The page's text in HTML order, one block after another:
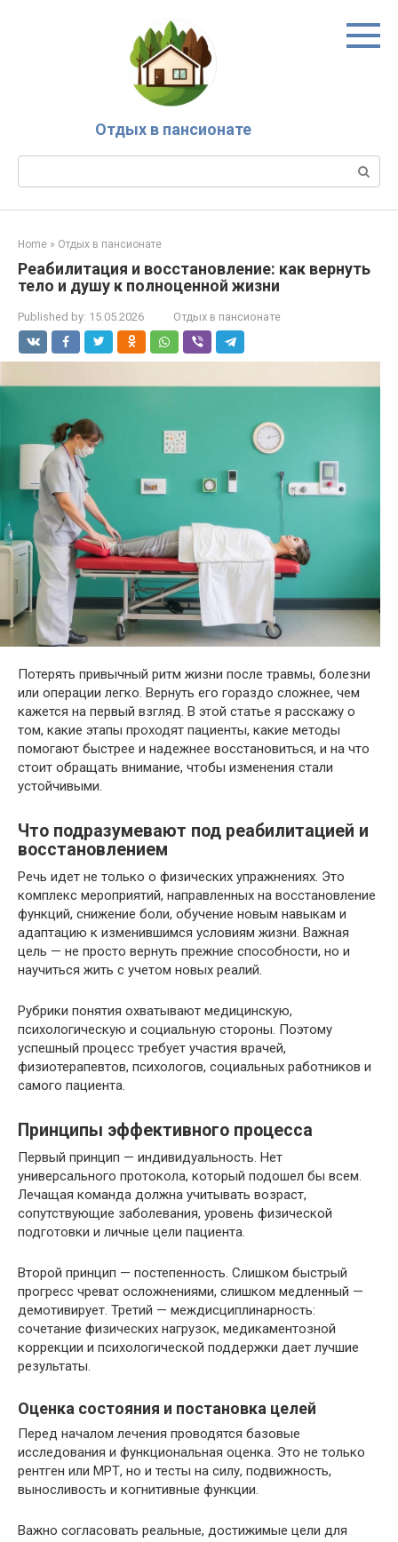
Отдых в пансионате
Search:
Home » Отдых в пансионате
Реабилитация и восстановление: как вернуть
тело и душу к полноценной жизни
Published by: 15.05.2026 Отдых в пансионате
Потерять привычный ритм жизни после травмы, болезни
или операции легко. Вернуть его гораздо сложнее, чем
кажется на первый взгляд. В этой статье я расскажу о
том, какие этапы проходят пациенты, какие методы
помогают быстрее и надежнее восстановиться, и на что
стоит обращать внимание, чтобы изменения стали
устойчивыми.
Что подразумевают под реабилитацией и
восстановлением
Речь идет не только о физических упражнениях. Это
комплекс мероприятий, направленных на восстановление
функций, снижение боли, обучение новым навыкам и
адаптацию к изменившимся условиям жизни. Важная
цель — не просто вернуть прежние способности, но и
научиться жить с учетом новых реалий.
Рубрики понятия охватывают медицинскую,
психологическую и социальную стороны. Поэтому
успешный процесс требует участия врачей,
физиотерапевтов, психологов, социальных работников и
самого пациента.
Принципы эффективного процесса
Первый принцип — индивидуальность. Нет
универсального протокола, который подошел бы всем.
Лечащая команда должна учитывать возраст,
сопутствующие заболевания, уровень физической
подготовки и личные цели пациента.
Второй принцип — постепенность. Слишком быстрый
прогресс чреват осложнениями, слишком медленный —
демотивирует. Третий — междисциплинарность:
сочетание физических нагрузок, медикаментозной
коррекции и психологической поддержки дает лучшие
результаты.
Оценка состояния и постановка целей
Перед началом лечения проводятся базовые
исследования и функциональная оценка. Это не только
рентген или МРТ, но и тесты на силу, подвижность,
выносливость и когнитивные функции.
Важно согласовать реальные, достижимые цели для